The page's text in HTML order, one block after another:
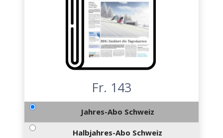
Fr. 143
Jahres-Abo Schweiz
Halbjahres-Abo Schweiz